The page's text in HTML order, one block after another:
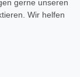
gerne unseren
Wir helfen